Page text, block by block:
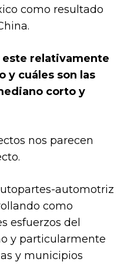
como resultado
este relativamente
y cuáles son las
corto y
nos parecen
automotriz
como
esfuerzos del
y particularmente
y municipios